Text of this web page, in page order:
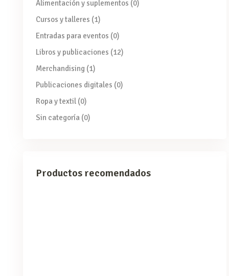
Alimentación y suplementos (0)
Cursos y talleres (1)
Entradas para eventos (0)
Libros y publicaciones (12)
Merchandising (1)
Publicaciones digitales (0)
Ropa y textil (0)
Sin categoría (0)
Productos recomendados